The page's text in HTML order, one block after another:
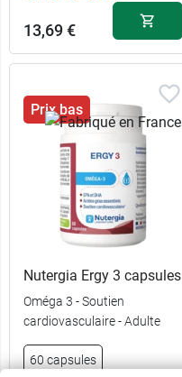
13,69 €
Prix bas
Nutergia Ergy 3 capsules
Oméga 3 - Soutien
cardiovasculaire - Adulte
60 capsules